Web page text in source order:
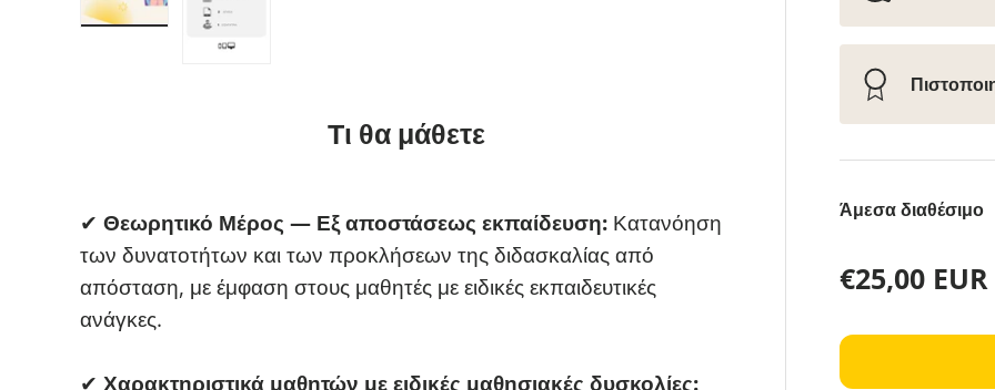
Άμεσα διαθέσιμο
Κανονική
€25,00 EUR
Τι θα μάθετε
✔ Θεωρητικό Μέρος — Εξ αποστάσεως εκπαίδευση: Κατανόηση
των δυνατοτήτων και των προκλήσεων της διδασκαλίας από
απόσταση, με έμφαση στους μαθητές με ειδικές εκπαιδευτικές
ανάγκες.
✔ Χαρακτηριστικά μαθητών με ειδικές μαθησιακές δυσκολίες: